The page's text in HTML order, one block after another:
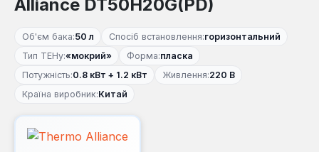
Alliance DT50H20G(PD)
Об'єм бака:50 л Спосіб встановлення:горизонтальний
Тип ТЕНу:«мокрий» Форма:пласка
Потужність:0.8 кВт + 1.2 кВт Живлення:220 В
Країна виробник:Китай